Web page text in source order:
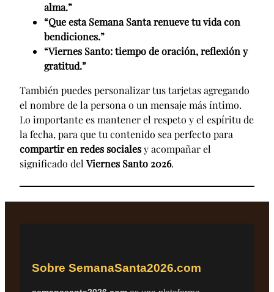
alma.”
“Que esta Semana Santa renueve tu vida con
bendiciones.”
“Viernes Santo: tiempo de oración, reflexión y
gratitud.”
También puedes personalizar tus tarjetas agregando
el nombre de la persona o un mensaje más íntimo.
Lo importante es mantener el respeto y el espíritu de
la fecha, para que tu contenido sea perfecto para
compartir en redes socialesy acompañar el
significado del Viernes Santo 2026.
Sobre SemanaSanta2026.com